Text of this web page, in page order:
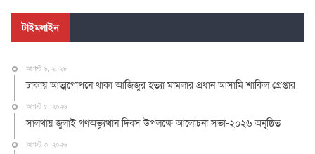
টাইমলাইন
আগস্ট ৬, ২০২৬
ঢাকায় আত্মগোপনে থাকা আজিজুর হত্যা মামলার প্রধান আসামি শাকিল গ্রেপ্তার
আগস্ট ৫, ২০২৬
সালথায় জুলাই গণঅভ্যুত্থান দিবস উপলক্ষে আলোচনা সভা-২০২৬ অনুষ্ঠিত
আগস্ট ৩, ২০২৬